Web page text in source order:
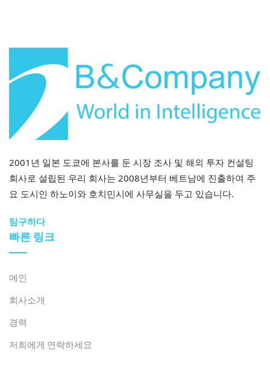
2001년 일본 도쿄에 본사를 둔 시장 조사 및 해외 투자 컨설팅
회사로 설립된 우리 회사는 2008년부터 베트남에 진출하여 주
요 도시인 하노이와 호치민시에 사무실을 두고 있습니다.
탐구하다
빠른 링크
메인
회사소개
경력
저희에게 연락하세요